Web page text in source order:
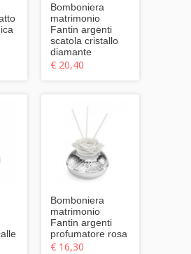
Bomboniera
matrimonio
Fantin argenti
scatola cristallo
diamante
€ 20,40
Bomboniera
matrimonio
Fantin argenti
profumatore rosa
€ 16,30